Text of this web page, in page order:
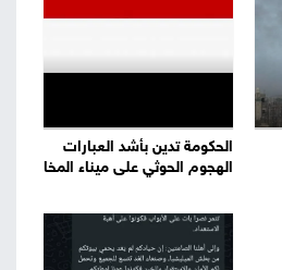
الحكومة تدين بأشد العبارات
الهجوم الحوثي على ميناء المخا